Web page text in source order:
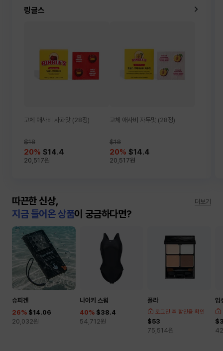
링글스
고체 애사비 사과맛 (28정)
$18
20% $14.4
20,517원
고체 애사비 자두맛 (28정)
$18
20% $14.4
20,517원
따끈한 신상,
지금 들어온 상품이 궁금하다면?
더보기
슈피겐
26% $14.06
20,032원
나이키 스윔
40% $38.4
54,712원
폴라
로그인 후 할인율 확인
$53
75,514원
입